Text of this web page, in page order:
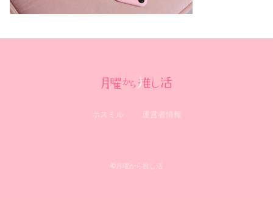
ホスミル 運営者情報
©月曜から推し活